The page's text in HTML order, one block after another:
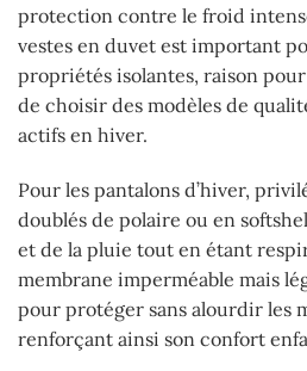
protection contre le froid
vestes en duvet est important
propriétés isolantes, raison
de choisir des modèles de
actifs en hiver.
Pour les pantalons d’hiver,
doublés de polaire ou en
et de la pluie tout en étant
membrane imperméable mais
pour protéger sans alourdir les
renforçant ainsi son confort